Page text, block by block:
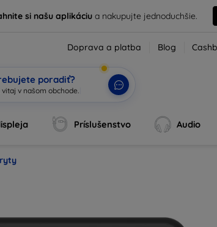
si našu aplikáciua nakupujte jednoduchšie.
Doprava a platba Blog
poradiť?
Príslušenstvo Audio